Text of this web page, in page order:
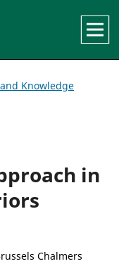
Knowledge
in
Chalmers